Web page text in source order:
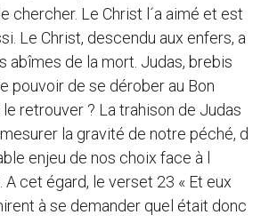
chercher. Le Christ l´a aimé et est
Le Christ, descendu aux enfers, a
abîmes de la mort. Judas, brebis
pouvoir de se dérober au Bon
retrouver ? La trahison de Judas
la gravité de notre péché, d
enjeu de nos choix face à l
A cet égard, le verset 23 « Et eux
à se demander quel était donc